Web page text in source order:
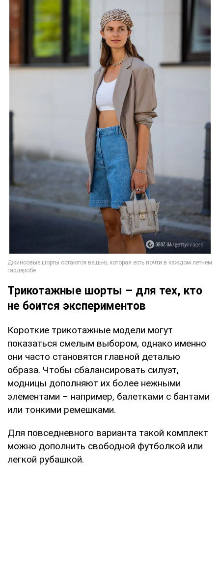
Трикотажные шорты – для тех, кто
не боится экспериментов
Короткие трикотажные модели могут
показаться смелым выбором, однако именно
они часто становятся главной деталью
образа. Чтобы сбалансировать силуэт,
модницы дополняют их более нежными
элементами – например, балетками с бантами
или тонкими ремешками.
Для повседневного варианта такой комплект
можно дополнить свободной футболкой или
легкой рубашкой.